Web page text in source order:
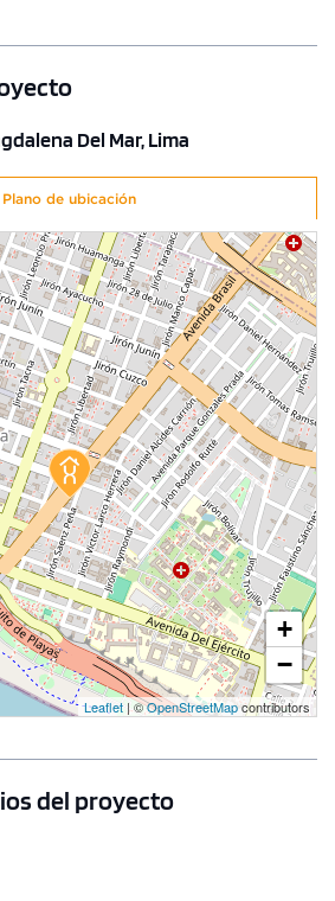
2 baños
COTIZAR AHORA
Piso 23
Del Mar, Lima
Plano de ubicación
+
−
Leaflet | ©OpenStreetMapcontributors
del proyecto